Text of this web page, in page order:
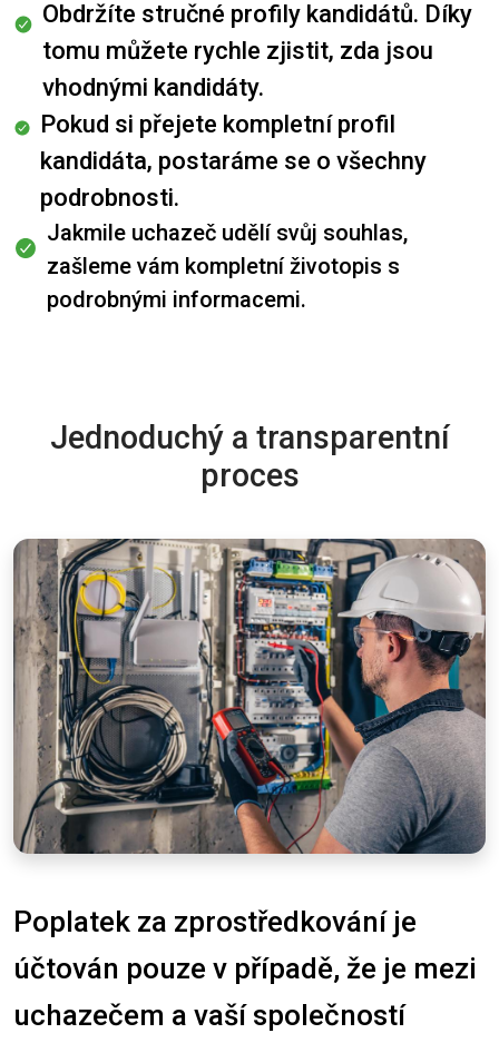
Obdržíte stručné profily kandidátů. Díky
tomu můžete rychle zjistit, zda jsou
vhodnými kandidáty.
Pokud si přejete kompletní profil
kandidáta, postaráme se o všechny
podrobnosti.
Jakmile uchazeč udělí svůj souhlas,
zašleme vám kompletní životopis s
podrobnými informacemi.
Jednoduchý a transparentní
proces
Poplatek za zprostředkování je
účtován pouze v případě, že je mezi
uchazečem a vaší společností